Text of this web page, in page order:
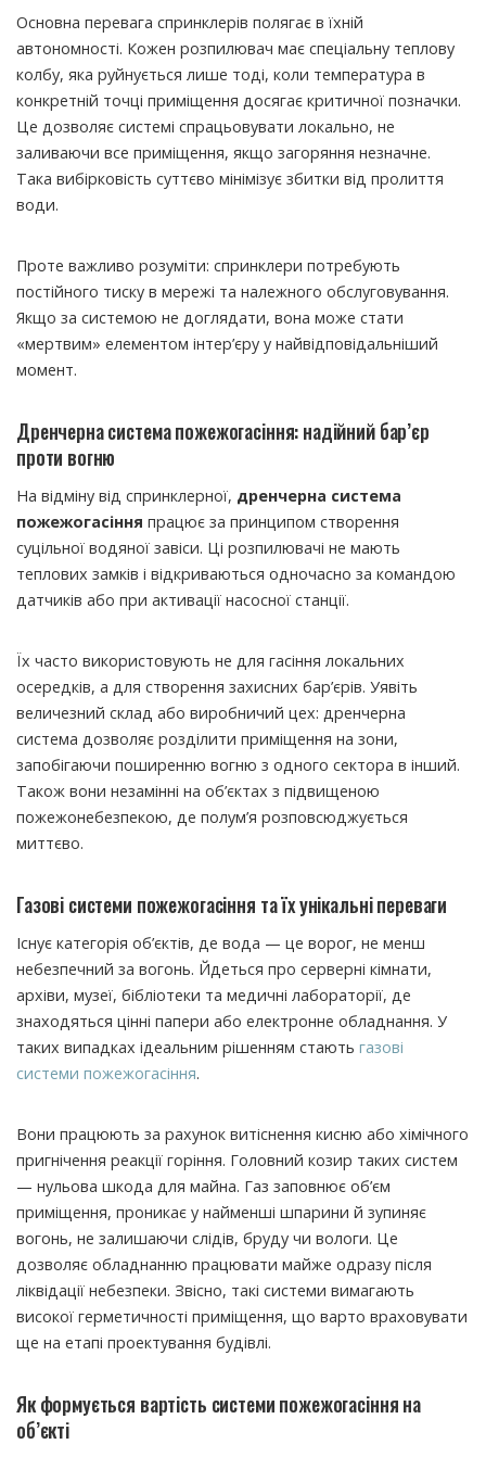
Основна перевага спринклерів полягає в їхній
автономності. Кожен розпилювач має спеціальну теплову
колбу, яка руйнується лише тоді, коли температура в
конкретній точці приміщення досягає критичної позначки.
Це дозволяє системі спрацьовувати локально, не
заливаючи все приміщення, якщо загоряння незначне.
Така вибірковість суттєво мінімізує збитки від пролиття
води.
Проте важливо розуміти: спринклери потребують
постійного тиску в мережі та належного обслуговування.
Якщо за системою не доглядати, вона може стати
«мертвим» елементом інтер’єру у найвідповідальніший
момент.
Дренчерна система пожежогасіння: надійний бар’єр
проти вогню
На відміну від спринклерної, дренчерна система
пожежогасіння працює за принципом створення
суцільної водяної завіси. Ці розпилювачі не мають
теплових замків і відкриваються одночасно за командою
датчиків або при активації насосної станції.
Їх часто використовують не для гасіння локальних
осередків, а для створення захисних бар’єрів. Уявіть
величезний склад або виробничий цех: дренчерна
система дозволяє розділити приміщення на зони,
запобігаючи поширенню вогню з одного сектора в інший.
Також вони незамінні на об’єктах з підвищеною
пожежонебезпекою, де полум’я розповсюджується
миттєво.
Газові системи пожежогасіння та їх унікальні переваги
Існує категорія об’єктів, де вода — це ворог, не менш
небезпечний за вогонь. Йдеться про серверні кімнати,
архіви, музеї, бібліотеки та медичні лабораторії, де
знаходяться цінні папери або електронне обладнання. У
таких випадках ідеальним рішенням стають газові
системи пожежогасіння.
Вони працюють за рахунок витіснення кисню або хімічного
пригнічення реакції горіння. Головний козир таких систем
— нульова шкода для майна. Газ заповнює об’єм
приміщення, проникає у найменші шпарини й зупиняє
вогонь, не залишаючи слідів, бруду чи вологи. Це
дозволяє обладнанню працювати майже одразу після
ліквідації небезпеки. Звісно, такі системи вимагають
високої герметичності приміщення, що варто враховувати
ще на етапі проектування будівлі.
Як формується вартість системи пожежогасіння на
об’єкті